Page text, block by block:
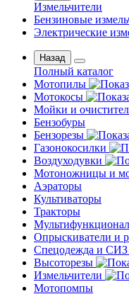
Измельчители
Бензиновые
Электрические
Назад
Полный каталог
Мотопилы
Мотокосы
Мойки и
Бензобуры
Бензорезы
Газонокосилки
Воздуходувки
Мотоножницы и
Аэраторы
Культиваторы
Тракторы
Опрыскиватели и
Спецодежда и СИЗ
Высоторезы
Измельчители
Мотопомпы